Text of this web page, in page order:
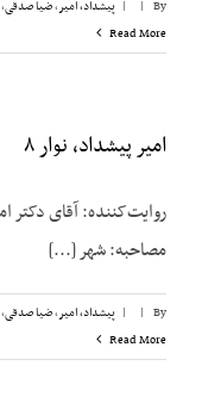
By
|
| پیشداد، امیر,ضیا صدقی,
Read More
امیر پیشداد، نوار ۸
مصاحبه: شهر [...]
By
|
| پیشداد، امیر,ضیا صدقی,
Read More